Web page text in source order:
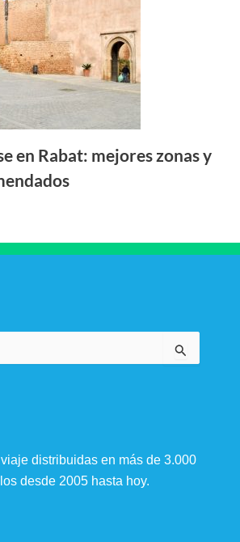
en Rabat: mejores zonas y
distribuidas en más de 3.000
desde 2005 hasta hoy.